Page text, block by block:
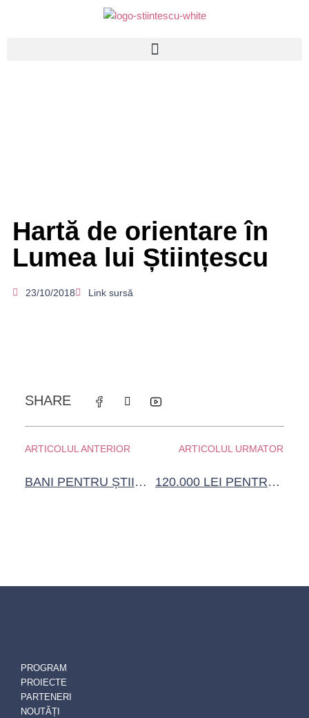
Hartă de orientare în
Lumea lui Științescu
23/10/2018 Link sursă
SHARE
ARTICOLUL ANTERIOR ARTICOLUL URMATOR
BANI PENTRU ȘTIINȚE: FUNDAȚIA COMUNITARĂ ORADEA A LANSAT APELUL DE PROIECTE PENTRU ȘTIINȚESCU 3.0 120.000 LEI PENTRU ȘTIINȚE: FUNDAȚIA COMUNITARĂ IAȘI LANSEAZĂ CONCURSUL DE PROIECTE – ȘTIINȚESCU IAȘI – ANUL 4
PROGRAM
PROIECTE
PARTENERI
NOUTĂȚI